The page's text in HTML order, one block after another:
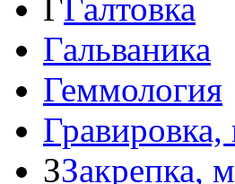
ГГалтовка
Гальваника
Геммология
Гравировка,
ЗЗакрепка,